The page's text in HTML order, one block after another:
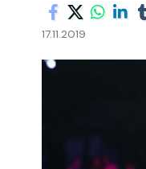
17.11.2019